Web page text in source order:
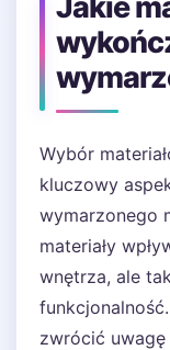
Wybór
kluczowy
wymarzonego
materiały
wnętrza, ale
zwrócić